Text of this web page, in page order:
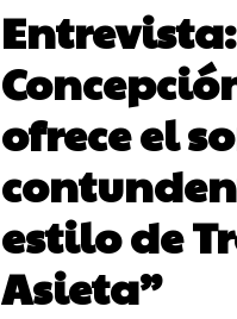
ofrece el
estilo de
Asieta”